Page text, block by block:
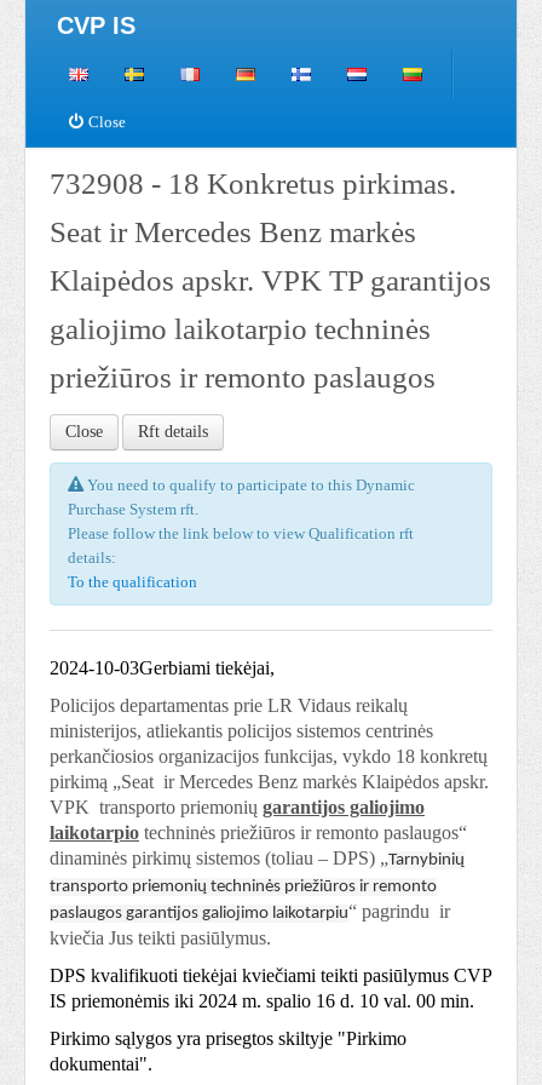
CVP IS
Close
732908 - 18 Konkretus pirkimas.
Seat ir Mercedes Benz markės
Klaipėdos apskr. VPK TP garantijos
galiojimo laikotarpio techninės
priežiūros ir remonto paslaugos
Close Rft details
You need to qualify to participate to this Dynamic
Purchase System rft.
Please follow the link below to view Qualification rft
details:
To the qualification
2024-10-03Gerbiami tiekėjai,
Policijos departamentas prie LR Vidaus reikalų
ministerijos, atliekantis policijos sistemos centrinės
perkančiosios organizacijos funkcijas, vykdo 18 konkretų
pirkimą „Seat ir Mercedes Benz markės Klaipėdos apskr.
VPK transporto priemonių garantijos galiojimo
laikotarpio techninės priežiūros ir remonto paslaugos“
dinaminės pirkimų sistemos (toliau – DPS) „Tarnybinių
transporto priemonių techninės priežiūros ir remonto
paslaugos garantijos galiojimo laikotarpiu“ pagrindu ir
kviečia Jus teikti pasiūlymus.
DPS kvalifikuoti tiekėjai kviečiami teikti pasiūlymus CVP
IS priemonėmis iki 2024 m. spalio 16 d. 10 val. 00 min.
Pirkimo sąlygos yra prisegtos skiltyje "Pirkimo
dokumentai".